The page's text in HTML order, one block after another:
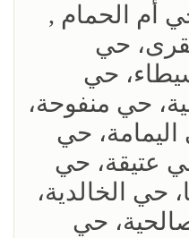
أم الحمام ,
حي
حي
حي منفوحة،
حي
عتيقة، حي
حي الخالدية،
حي